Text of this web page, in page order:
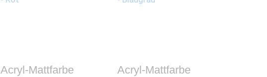
Acryl-Mattfarbe
Acryl-Mattfarbe